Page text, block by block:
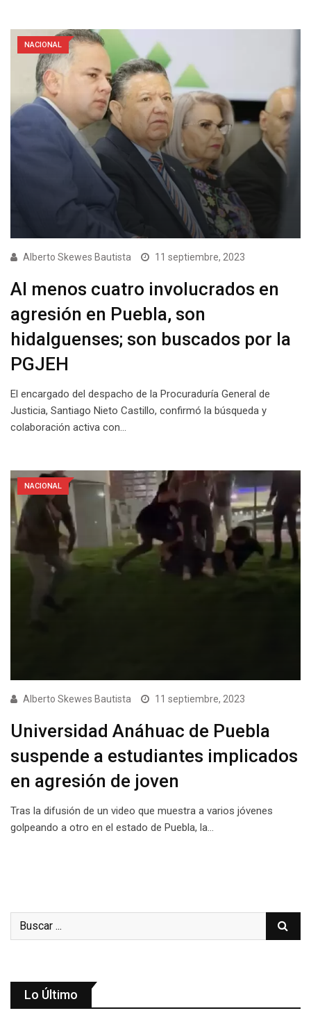
NACIONAL
Alberto Skewes Bautista 11 septiembre, 2023
Al menos cuatro involucrados en
agresión en Puebla, son
hidalguenses; son buscados por la
PGJEH
El encargado del despacho de la Procuraduría General de
Justicia, Santiago Nieto Castillo, confirmó la búsqueda y
colaboración activa con…
NACIONAL
Alberto Skewes Bautista 11 septiembre, 2023
Universidad Anáhuac de Puebla
suspende a estudiantes implicados
en agresión de joven
Tras la difusión de un video que muestra a varios jóvenes
golpeando a otro en el estado de Puebla, la…
Lo Último